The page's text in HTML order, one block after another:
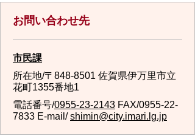
お問い合わせ先
市民課
所在地/〒848-8501 佐賀県伊万里市立
花町1355番地1
電話番号/0955-23-2143 FAX/0955-22-
7833 E-mail/shimin@city.imari.lg.jp